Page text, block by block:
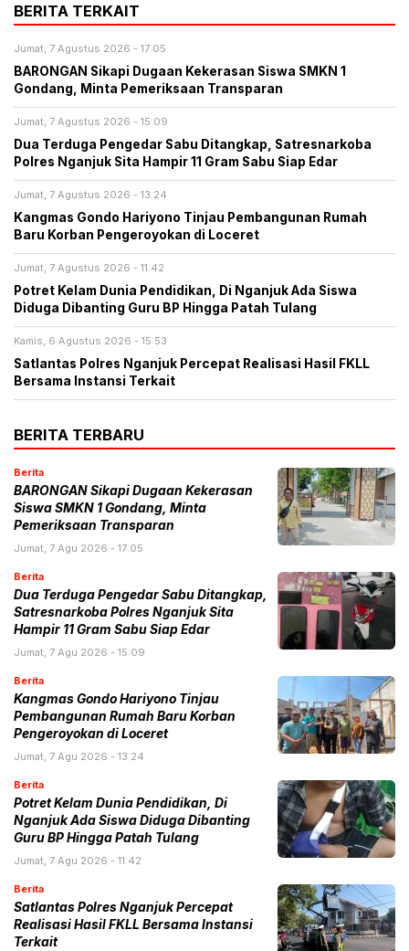
BERITA TERKAIT
Jumat, 7 Agustus 2026 - 17:05
BARONGAN Sikapi Dugaan Kekerasan Siswa SMKN 1
Gondang, Minta Pemeriksaan Transparan
Jumat, 7 Agustus 2026 - 15:09
Dua Terduga Pengedar Sabu Ditangkap, Satresnarkoba
Polres Nganjuk Sita Hampir 11 Gram Sabu Siap Edar
Jumat, 7 Agustus 2026 - 13:24
Kangmas Gondo Hariyono Tinjau Pembangunan Rumah
Baru Korban Pengeroyokan di Loceret
Jumat, 7 Agustus 2026 - 11:42
Potret Kelam Dunia Pendidikan, Di Nganjuk Ada Siswa
Diduga Dibanting Guru BP Hingga Patah Tulang
Kamis, 6 Agustus 2026 - 15:53
Satlantas Polres Nganjuk Percepat Realisasi Hasil FKLL
Bersama Instansi Terkait
BERITA TERBARU
Berita
BARONGAN Sikapi Dugaan Kekerasan
Siswa SMKN 1 Gondang, Minta
Pemeriksaan Transparan
Jumat, 7 Agu 2026 - 17:05
Berita
Dua Terduga Pengedar Sabu Ditangkap,
Satresnarkoba Polres Nganjuk Sita
Hampir 11 Gram Sabu Siap Edar
Jumat, 7 Agu 2026 - 15:09
Berita
Kangmas Gondo Hariyono Tinjau
Pembangunan Rumah Baru Korban
Pengeroyokan di Loceret
Jumat, 7 Agu 2026 - 13:24
Berita
Potret Kelam Dunia Pendidikan, Di
Nganjuk Ada Siswa Diduga Dibanting
Guru BP Hingga Patah Tulang
Jumat, 7 Agu 2026 - 11:42
Berita
Satlantas Polres Nganjuk Percepat
Realisasi Hasil FKLL Bersama Instansi
Terkait